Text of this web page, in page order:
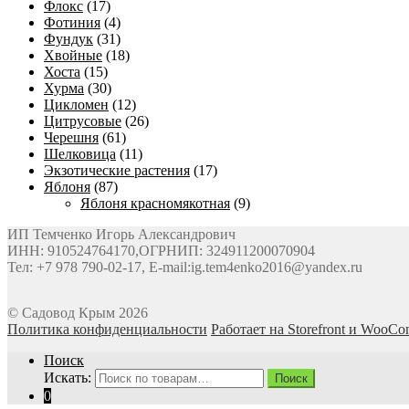
Флокс (17)
Фотиния (4)
Фундук (31)
Хвойные (18)
Хоста (15)
Хурма (30)
Цикломен (12)
Цитрусовые (26)
Черешня (61)
Шелковица (11)
Экзотические растения (17)
Яблоня (87)
Яблоня красномякотная (9)
ИП Темченко Игорь Александрович
ИНН: 910524764170,ОГРНИП: 324911200070904
Тел: +7 978 790-02-17, E-mail:ig.tem4enko2016@yandex.ru
© Садовод Крым 2026
Политика конфиденциальности Работает на Storefront и
Поиск
Искать:
Поиск
0